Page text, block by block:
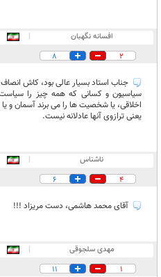
افسانه نگهبان |
2
8
جناب استاد بسيار عالى بود، كاش
سياسيون و كسانى كه همه چيز را
اخلاقى، يا شخصيت ها را مى برند آسمان و
يعنى ترازوى آنها عادلانه نيست.
ناشناس |
4
6
آقاى محمد هاشمى، دست مريزاد !!!
مهدى سلجوقى |
1
11